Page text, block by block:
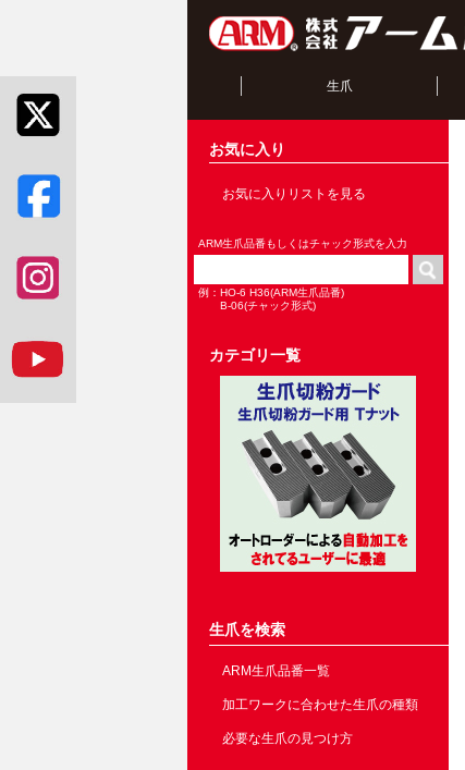
生爪
お気に入り
お気に入りリストを見る
ARM生爪品番もしくはチャック形式を入力
例：HO-6 H36(ARM生爪品番)
B-06(チャック形式)
カテゴリ一覧
生爪を検索
ARM生爪品番一覧
加工ワークに合わせた生爪の種類
必要な生爪の見つけ方